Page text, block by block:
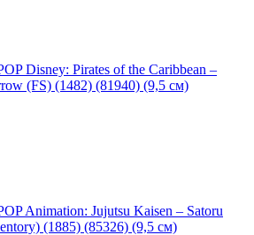
Disney: Pirates of the Caribbean –
(FS) (1482) (81940) (9,5 см)
Animation: Jujutsu Kaisen – Satoru
(1885) (85326) (9,5 см)